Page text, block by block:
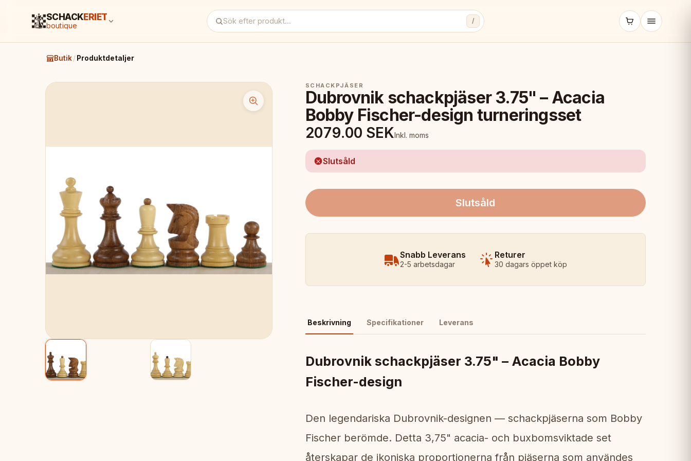
SCHACK ERIET
boutique
/
Butik/ Produktdetaljer
SCHACKPJÄSER
Dubrovnik schackpjäser 3.75" – Acacia
Bobby Fischer-design turneringsset
2079.00 SEKInkl. moms
Slutsåld
Slutsåld
Snabb Leverans
2-5 arbetsdagar
Returer
30 dagars öppet köp
Beskrivning Specifikationer Leverans
Dubrovnik schackpjäser 3.75" – Acacia Bobby
Fischer-design
Den legendariska Dubrovnik-designen — schackpjäserna som Bobby
Fischer berömde. Detta 3,75" acacia- och buxbomsviktade set
återskapar de ikoniska proportionerna från pjäserna som användes